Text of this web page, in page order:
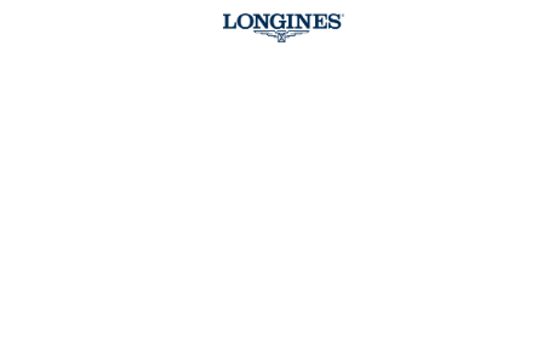
Značka:Longines